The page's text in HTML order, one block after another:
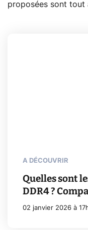
proposées sont tout
A DÉCOUVRIR
Quelles sont
DDR4 ?
02 janvier 2026 à